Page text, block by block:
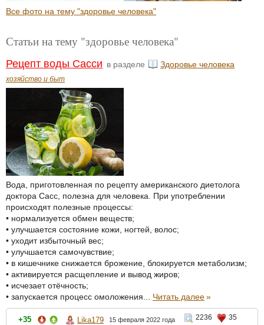
Все фото на тему "здоровье человека"
Статьи на тему "здоровье человека"
Рецепт воды Сасси в разделе Здоровье человека
хозяйство и быт
Вода, приготовленная по рецепту американского диетолога
доктора Сасс, полезна для человека. При употреблении
происходят полезные процессы:
• нормализуется обмен веществ;
• улучшается состояние кожи, ногтей, волос;
• уходит избыточный вес;
• улучшается самочувствие;
• в кишечнике снижается брожение, блокируется метаболизм;
• активируется расщепление и вывод жиров;
• исчезает отёчность;
• запускается процесс омоложения... Читать далее»
+35 Lika179 15 февраля 2022 года 2236
35